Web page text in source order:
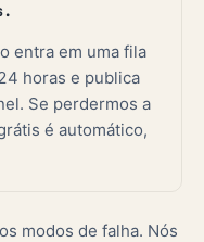
entra em uma fila
horas e publica
Se perdermos a
é automático,
modos de falha. Nós